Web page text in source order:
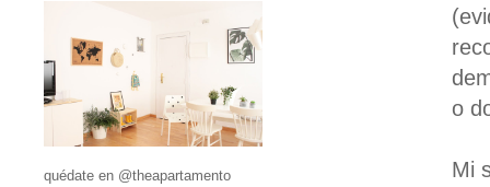
o
Mi
quédate en @theapartamento